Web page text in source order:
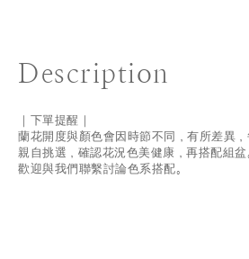
Description
｜下單提醒｜
蘭花開度與顏色會因時節不同，有所差異
親自挑選，確認花況色美健康，再搭配組盆
歡迎與我們聯繫討論色系搭配。